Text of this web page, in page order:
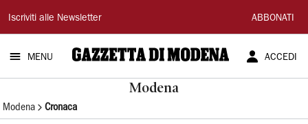
Gazzetta
di
Modena
Iscriviti alle Newsletter ABBONATI
MENU ACCEDI
Modena
Modena Cronaca